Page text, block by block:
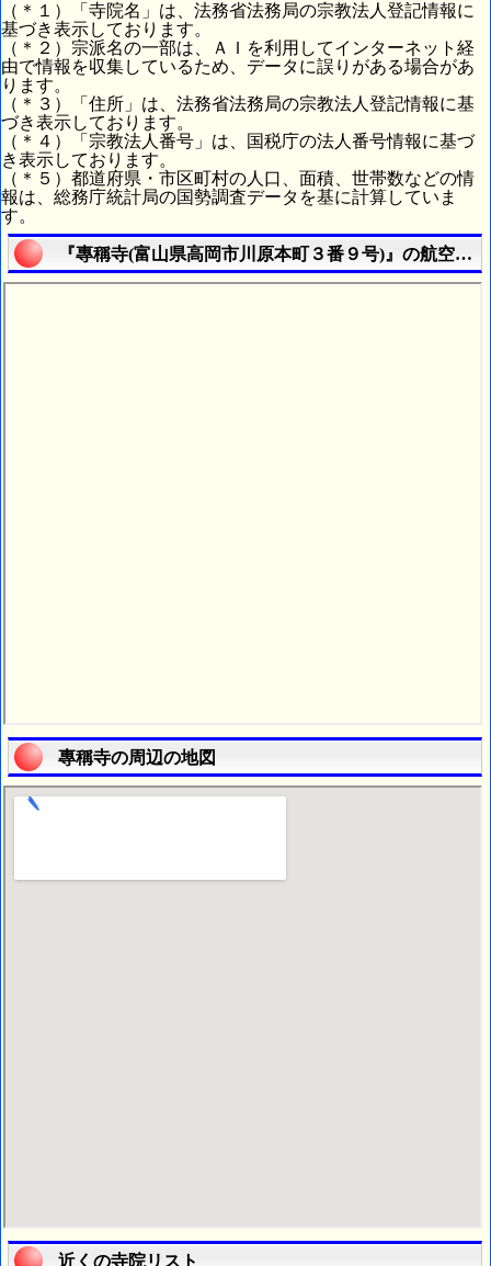
（＊１）「寺院名」は、法務省法務局の宗教法人登記情報に
基づき表示しております。
（＊２）宗派名の一部は、ＡＩを利用してインターネット経
由で情報を収集しているため、データに誤りがある場合があ
ります。
（＊３）「住所」は、法務省法務局の宗教法人登記情報に基
づき表示しております。
（＊４）「宗教法人番号」は、国税庁の法人番号情報に基づ
き表示しております。
（＊５）都道府県・市区町村の人口、面積、世帯数などの情
報は、総務庁統計局の国勢調査データを基に計算していま
す。
『專稱寺(富山県高岡市川原本町３番９号)』の航空写真
專稱寺の周辺の地図
近くの寺院リスト